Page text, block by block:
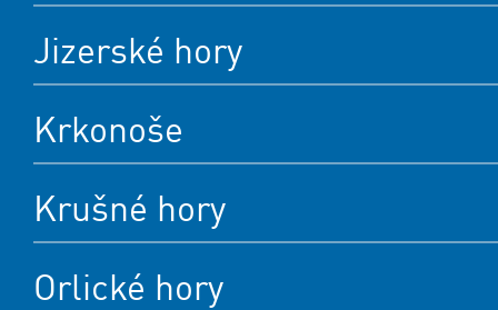
Jizerské hory
Krkonoše
Krušné hory
Orlické hory